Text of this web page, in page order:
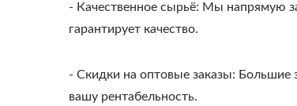
- Качественное сырьё: Мы напрямую
гарантирует качество.
- Скидки на оптовые заказы: Большие
вашу рентабельность.